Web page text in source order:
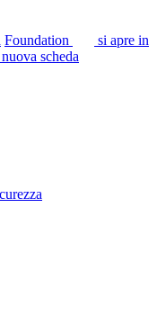
Foundation
si apre in
scheda